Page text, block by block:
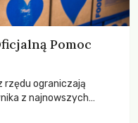
Pomoc
rzędu ograniczają
z najnowszych